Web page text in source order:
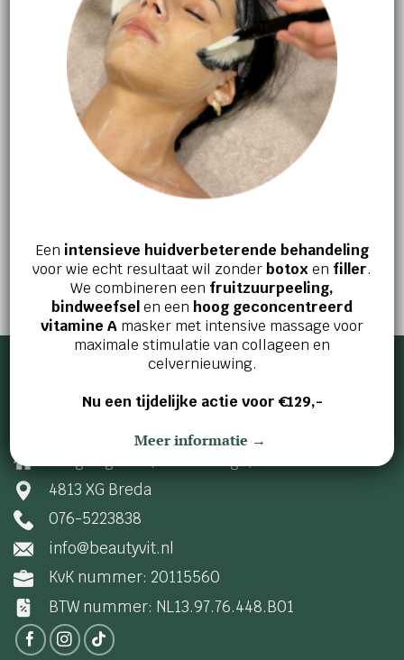
Jouw huid en welzijn verdienen het
beste!
Ervaar zelf de kracht van effectieve
Maak vandaag nog een afspraak en ontdek wat
wij voor jou kunnen betekenen!
AFSPRAAK MAKEN
4813 XG Breda
076-5223838
info@beautyvit.nl
KvK nummer: 20115560
BTW nummer: NL13.97.76.448.B01
Een intensieve huidverbeterende behandeling
voor wie echt resultaat wil zonderbotox en filler.
We combineren een fruitzuurpeeling,
bindweefselen een hoog geconcentreerd
vitamine A masker met intensive massage voor
maximale stimulatie van collageen en
celvernieuwing.
Nu een tijdelijke actie voor €129,-
Meer informatie →